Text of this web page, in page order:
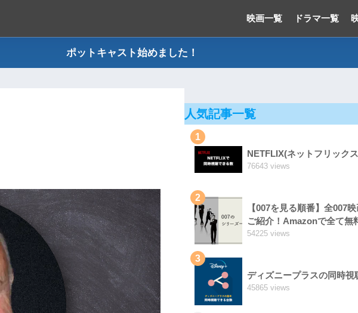
映画一覧 ドラマ一覧
ポットキャスト始めました！
人気記事一覧
1
NETFLIX(ネットフリック
76643 views
2
【007を見る順番】全007
ご紹介！Amazonで全て無
54225 views
3
ディズニープラスの同時視
45865 views